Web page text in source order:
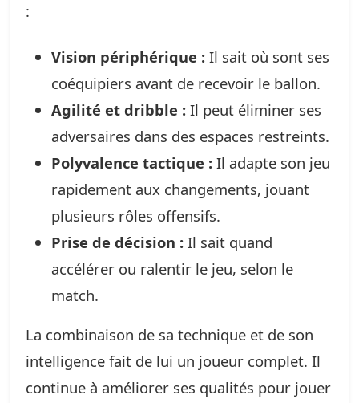
:
Vision périphérique : Il sait où sont ses
coéquipiers avant de recevoir le ballon.
Agilité et dribble : Il peut éliminer ses
adversaires dans des espaces restreints.
Polyvalence tactique : Il adapte son jeu
rapidement aux changements, jouant
plusieurs rôles offensifs.
Prise de décision : Il sait quand
accélérer ou ralentir le jeu, selon le
match.
La combinaison de sa technique et de son
intelligence fait de lui un joueur complet. Il
continue à améliorer ses qualités pour jouer